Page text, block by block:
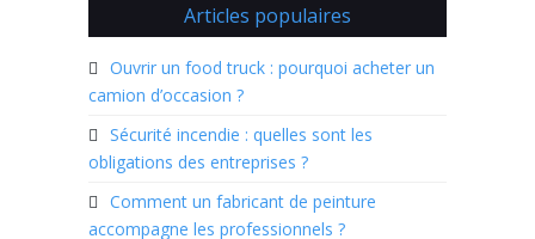
Articles populaires
Ouvrir un food truck : pourquoi acheter un
camion d’occasion ?
Sécurité incendie : quelles sont les
obligations des entreprises ?
Comment un fabricant de peinture
accompagne les professionnels ?